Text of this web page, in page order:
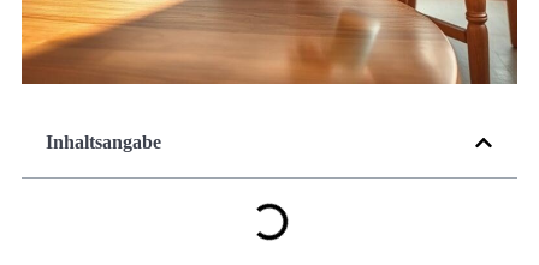
Inhaltsangabe